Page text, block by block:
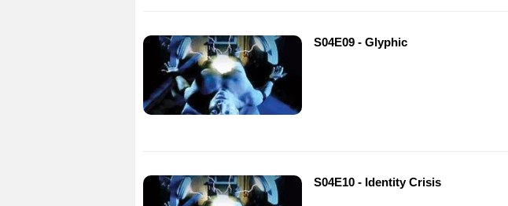
S04E09 - Glyphic
S04E10 - Identity Crisis